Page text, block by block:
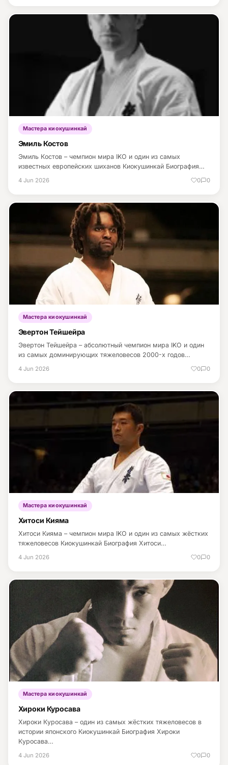
Мастера киокушинкай
Эмиль Костов
Эмиль Костов – чемпион мира IKO и один из самых
известных европейских шиханов Киокушинкай Биография…
4 Jun 2026 0 0
Мастера киокушинкай
Эвертон Тейшейра
Эвертон Тейшейра – абсолютный чемпион мира IKO и один
из самых доминирующих тяжеловесов 2000-х годов…
4 Jun 2026 0 0
Мастера киокушинкай
Хитоси Кияма
Хитоси Кияма – чемпион мира IKO и один из самых жёстких
тяжеловесов Киокушинкай Биография Хитоси…
4 Jun 2026 0 0
Мастера киокушинкай
Хироки Куросава
Хироки Куросава – один из самых жёстких тяжеловесов в
истории японского Киокушинкай Биография Хироки
Куросава…
4 Jun 2026 0 0